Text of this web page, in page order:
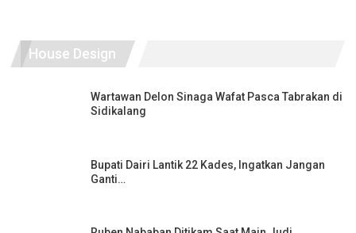
House Design
Wartawan Delon Sinaga Wafat Pasca Tabrakan di
Sidikalang
Bupati Dairi Lantik 22 Kades, Ingatkan Jangan
Ganti…